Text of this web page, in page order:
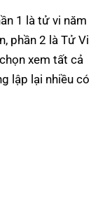
1 là tử vi năm
phần 2 là Tử Vi
xem tất cả
lập lại nhiều có